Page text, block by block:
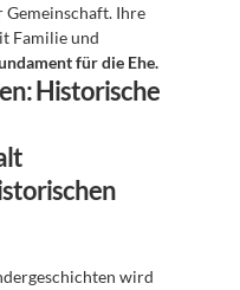
Gemeinschaft. Ihre
Familie und
für die Ehe.
Historische
wird